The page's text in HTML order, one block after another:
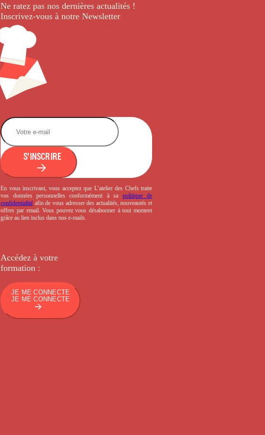
Ne ratez pas nos dernièresactualités !
Inscrivez-vous à notre Newsletter.
S'INSCRIRE
En vous inscrivant, vous acceptez que L’atelier des Chefs traite
vos données personnelles conformément à sa politique de
confidentialité afin de vous adresser des actualités, nouveautés et
offres par email. Vous pouvez vous désabonner à tout moment
grâce au lien inclus dans nos e-mails.
Accédez à votre
formation :
JE ME CONNECTE
JE ME CONNECTE